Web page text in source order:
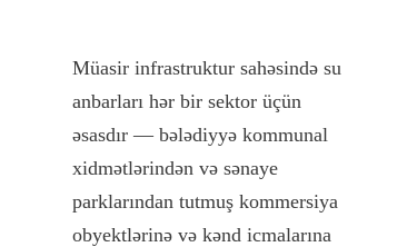
Müasir infrastruktur sahəsində su
anbarları hər bir sektor üçün
əsasdır — bələdiyyə kommunal
xidmətlərindən və sənaye
parklarından tutmuş kommersiya
obyektlərinə və kənd icmalarına